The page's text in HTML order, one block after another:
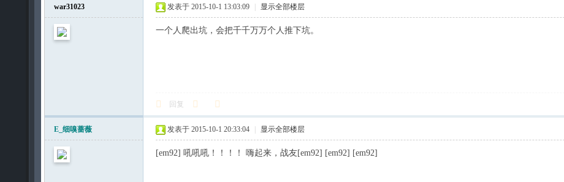
war31023 发表于 2015-10-1 13:03:09 显示全部楼层
一个人爬出坑，会把千千万万个人推下坑。
回复
E_细嗅蔷薇 发表于 2015-10-1 20:33:04 显示全部楼层
[em92] 吼吼吼！！！！ 嗨起来，战友[em92] [em92] [em92]